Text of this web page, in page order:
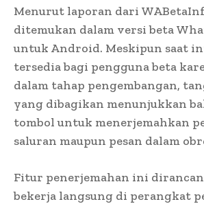
Menurut laporan dari
ditemukan dalam versi beta
untuk Android. Meskipun saat
tersedia bagi pengguna beta
dalam tahap pengembangan,
yang dibagikan menunjukkan
tombol untuk menerjemahkan
saluran maupun pesan dalam
Fitur penerjemahan ini
bekerja langsung di perangkat